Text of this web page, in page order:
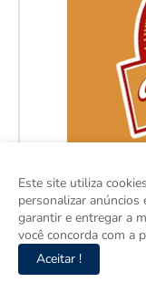
Este site utiliza
personalizar
garantir e entregar a
você concorda com a
Aceitar !